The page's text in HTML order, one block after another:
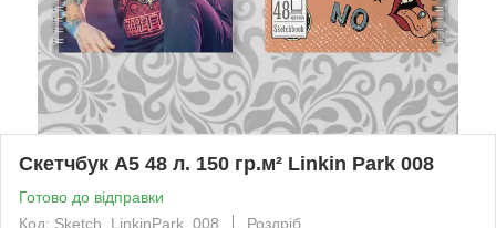
Скетчбук А5 48 л. 150 гр.м² Linkin Park 008
Готово до відправки
Код: Sketch_LinkinPark_008
Роздріб